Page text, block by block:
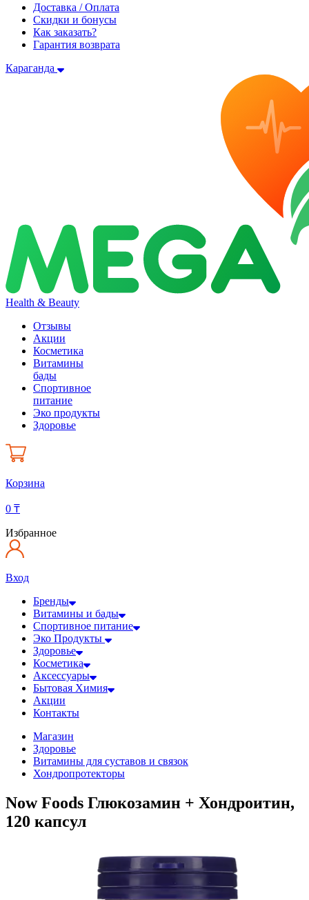
Доставка / Оплата
Скидки и бонусы
Как заказать?
Гарантия возврата
Караганда
Health & Beauty
Отзывы
Акции
Косметика
Витамины
бады
Спортивное
питание
Эко продукты
Здоровье
Корзина
0 ₸
Избранное
Вход
Бренды
Витамины и бады
Спортивное питание
Эко Продукты
Здоровье
Косметика
Аксессуары
Бытовая Химия
Акции
Контакты
Магазин
Здоровье
Витамины для суставов и связок
Хондропротекторы
Now Foods Глюкозамин + Хондроитин,
120 капсул